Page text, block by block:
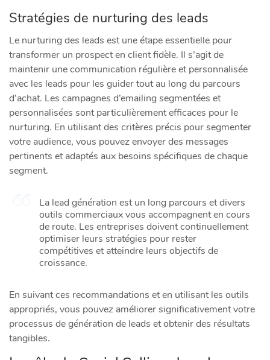
Stratégies de nurturing des leads
Le nurturing des leads est une étape essentielle pour
transformer un prospect en client fidèle. Il s’agit de
maintenir une communication régulière et personnalisée
avec les leads pour les guider tout au long du parcours
d’achat. Les campagnes d’emailing segmentées et
personnalisées sont particulièrement efficaces pour le
nurturing. En utilisant des critères précis pour segmenter
votre audience, vous pouvez envoyer des messages
pertinents et adaptés aux besoins spécifiques de chaque
segment.
La lead génération est un long parcours et divers
outils commerciaux vous accompagnent en cours
de route. Les entreprises doivent continuellement
optimiser leurs stratégies pour rester
compétitives et atteindre leurs objectifs de
croissance.
En suivant ces recommandations et en utilisant les outils
appropriés, vous pouvez améliorer significativement votre
processus de génération de leads et obtenir des résultats
tangibles.